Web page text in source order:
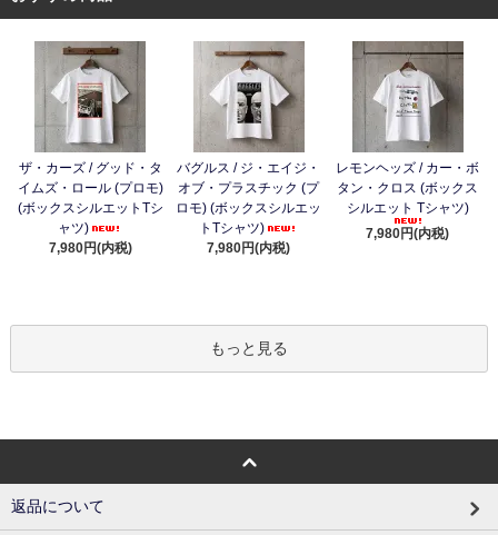
ザ・カーズ / グッド・タ
イムズ・ロール (プロモ)
(ボックスシルエットTシ
ャツ)
7,980円(内税)
バグルス / ジ・エイジ・
オブ・プラスチック (プ
ロモ) (ボックスシルエッ
トTシャツ)
7,980円(内税)
レモンヘッズ / カー・ボ
タン・クロス (ボックス
シルエット Tシャツ)
7,980円(内税)
もっと見る
返品について